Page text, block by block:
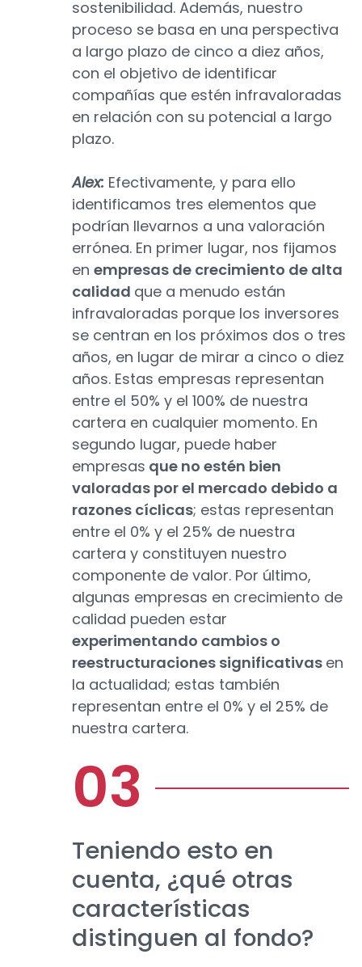
sostenibilidad. Además, nuestro
proceso se basa en una perspectiva
a largo plazo de cinco a diez años,
con el objetivo de identificar
compañías que estén infravaloradas
en relación con su potencial a largo
plazo.
Alex: Efectivamente, y para ello
identificamos tres elementos que
podrían llevarnos a una valoración
errónea. En primer lugar, nos fijamos
en empresas de crecimiento de alta
calidad que a menudo están
infravaloradas porque los inversores
se centran en los próximos dos o tres
años, en lugar de mirar a cinco o diez
años. Estas empresas representan
entre el 50% y el 100% de nuestra
cartera en cualquier momento. En
segundo lugar, puede haber
empresas que no estén bien
valoradas por el mercado debido a
razones cíclicas; estas representan
entre el 0% y el 25% de nuestra
cartera y constituyen nuestro
componente de valor. Por último,
algunas empresas en crecimiento de
calidad pueden estar
experimentando cambios o
reestructuraciones significativas en
la actualidad; estas también
representan entre el 0% y el 25% de
nuestra cartera.
Teniendo esto en
cuenta, ¿qué otras
características
distinguen al fondo?